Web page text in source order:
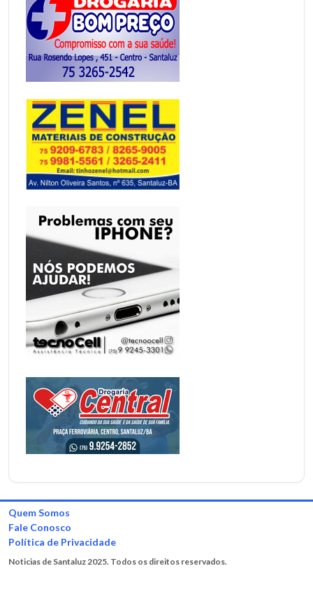
Quem Somos
Fale Conosco
Política de Privacidade
Noticias de Santaluz 2025. Todos os direitos reservados.